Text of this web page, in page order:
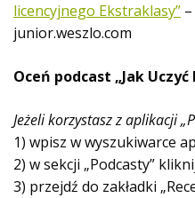
licencyjnego Ekstraklasy”
junior.weszlo.com
Oceń podcast „Jak Uczyć
Jeżeli korzystasz z aplikacji
1) wpisz w wyszukiwarce
2) w sekcji „Podcasty”
3) przejdź do zakładki